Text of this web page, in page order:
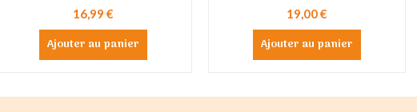
16,99 €
Ajouter au panier
19,00 €
Ajouter au panier